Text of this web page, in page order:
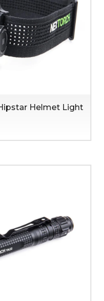
Helmet Light